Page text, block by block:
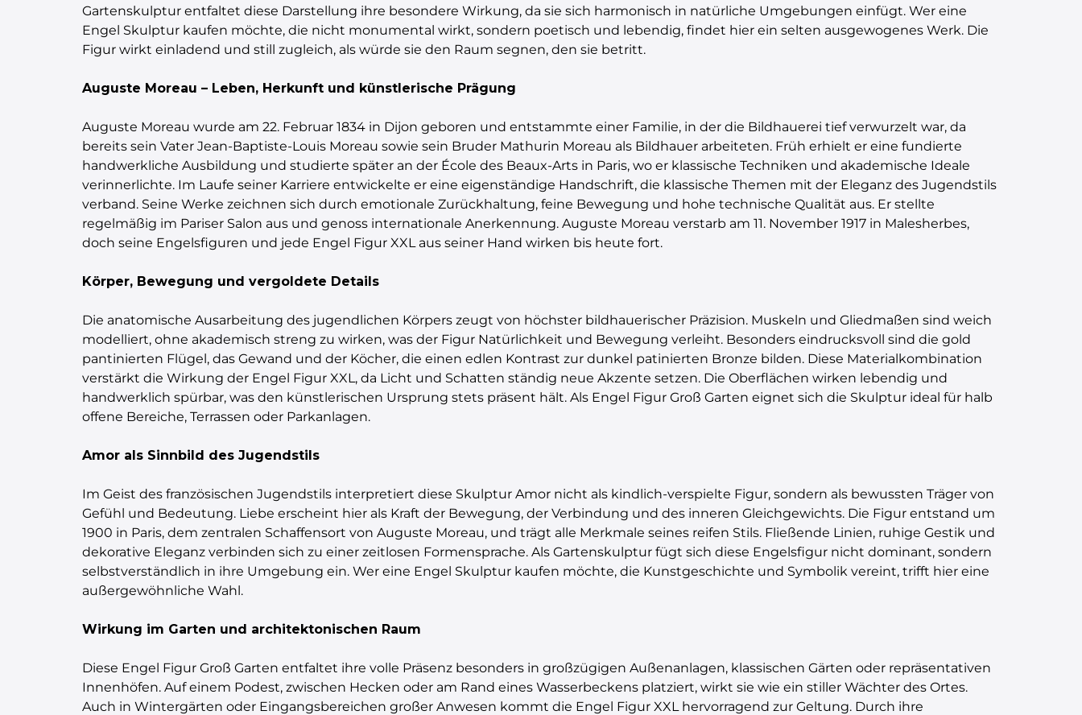
Gartenskulptur entfaltet diese Darstellung ihre besondere Wirkung, da sie sich harmonisch in natürliche Umgebungen einfügt. Wer eine
Engel Skulptur kaufen möchte, die nicht monumental wirkt, sondern poetisch und lebendig, findet hier ein selten ausgewogenes Werk. Die
Figur wirkt einladend und still zugleich, als würde sie den Raum segnen, den sie betritt.
Auguste Moreau – Leben, Herkunft und künstlerische Prägung
Auguste Moreau wurde am 22. Februar 1834 in Dijon geboren und entstammte einer Familie, in der die Bildhauerei tief verwurzelt war, da
bereits sein Vater Jean-Baptiste-Louis Moreau sowie sein Bruder Mathurin Moreau als Bildhauer arbeiteten. Früh erhielt er eine fundierte
handwerkliche Ausbildung und studierte später an der École des Beaux-Arts in Paris, wo er klassische Techniken und akademische Ideale
verinnerlichte. Im Laufe seiner Karriere entwickelte er eine eigenständige Handschrift, die klassische Themen mit der Eleganz des Jugendstils
verband. Seine Werke zeichnen sich durch emotionale Zurückhaltung, feine Bewegung und hohe technische Qualität aus. Er stellte
regelmäßig im Pariser Salon aus und genoss internationale Anerkennung. Auguste Moreau verstarb am 11. November 1917 in Malesherbes,
doch seine Engelsfiguren und jede Engel Figur XXL aus seiner Hand wirken bis heute fort.
Körper, Bewegung und vergoldete Details
Die anatomische Ausarbeitung des jugendlichen Körpers zeugt von höchster bildhauerischer Präzision. Muskeln und Gliedmaßen sind weich
modelliert, ohne akademisch streng zu wirken, was der Figur Natürlichkeit und Bewegung verleiht. Besonders eindrucksvoll sind die gold
pantinierten Flügel, das Gewand und der Köcher, die einen edlen Kontrast zur dunkel patinierten Bronze bilden. Diese Materialkombination
verstärkt die Wirkung der Engel Figur XXL, da Licht und Schatten ständig neue Akzente setzen. Die Oberflächen wirken lebendig und
handwerklich spürbar, was den künstlerischen Ursprung stets präsent hält. Als Engel Figur Groß Garten eignet sich die Skulptur ideal für halb
offene Bereiche, Terrassen oder Parkanlagen.
Amor als Sinnbild des Jugendstils
Im Geist des französischen Jugendstils interpretiert diese Skulptur Amor nicht als kindlich-verspielte Figur, sondern als bewussten Träger von
Gefühl und Bedeutung. Liebe erscheint hier als Kraft der Bewegung, der Verbindung und des inneren Gleichgewichts. Die Figur entstand um
1900 in Paris, dem zentralen Schaffensort von Auguste Moreau, und trägt alle Merkmale seines reifen Stils. Fließende Linien, ruhige Gestik und
dekorative Eleganz verbinden sich zu einer zeitlosen Formensprache. Als Gartenskulptur fügt sich diese Engelsfigur nicht dominant, sondern
selbstverständlich in ihre Umgebung ein. Wer eine Engel Skulptur kaufen möchte, die Kunstgeschichte und Symbolik vereint, trifft hier eine
außergewöhnliche Wahl.
Wirkung im Garten und architektonischen Raum
Diese Engel Figur Groß Garten entfaltet ihre volle Präsenz besonders in großzügigen Außenanlagen, klassischen Gärten oder repräsentativen
Innenhöfen. Auf einem Podest, zwischen Hecken oder am Rand eines Wasserbeckens platziert, wirkt sie wie ein stiller Wächter des Ortes.
Auch in Wintergärten oder Eingangsbereichen großer Anwesen kommt die Engel Figur XXL hervorragend zur Geltung. Durch ihre